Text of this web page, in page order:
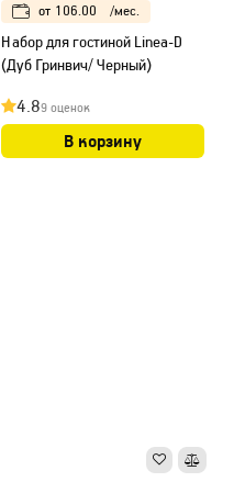
от 106.00 /мес.
Набор для гостиной Linea-D
(Дуб Гринвич/ Черный)
4.89 оценок
В корзину